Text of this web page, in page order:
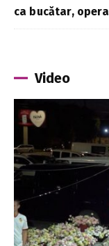
ca bucătar,
Video